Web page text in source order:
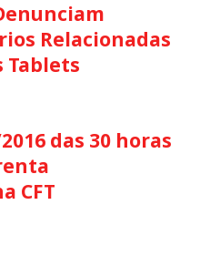
Relacionadas
Tablets
das 30 horas
CFT